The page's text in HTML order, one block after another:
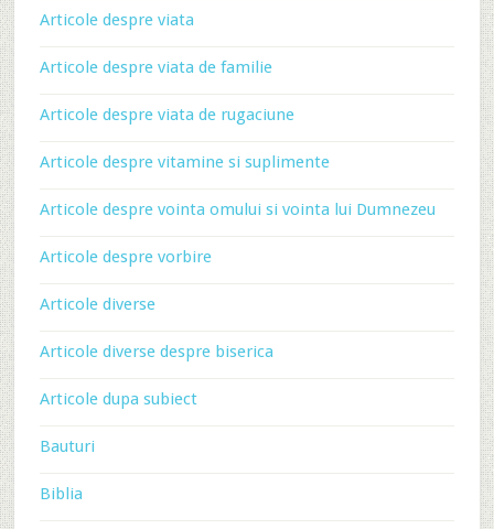
Articole despre viata
Articole despre viata de familie
Articole despre viata de rugaciune
Articole despre vitamine si suplimente
Articole despre vointa omului si vointa lui Dumnezeu
Articole despre vorbire
Articole diverse
Articole diverse despre biserica
Articole dupa subiect
Bauturi
Biblia